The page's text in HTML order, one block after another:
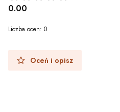
0.00
Liczba ocen: 0
Oceń i opisz